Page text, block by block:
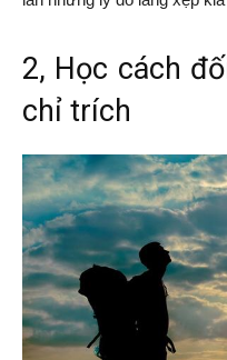
2, Học cách
chỉ trích